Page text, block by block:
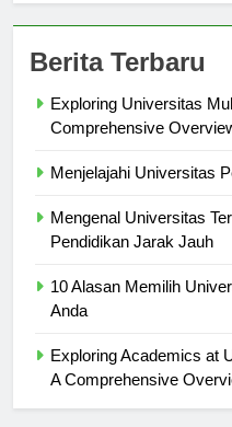
Exploring Universitas
Mengenal Universitas
10 Alasan Memilih
Exploring Academics at